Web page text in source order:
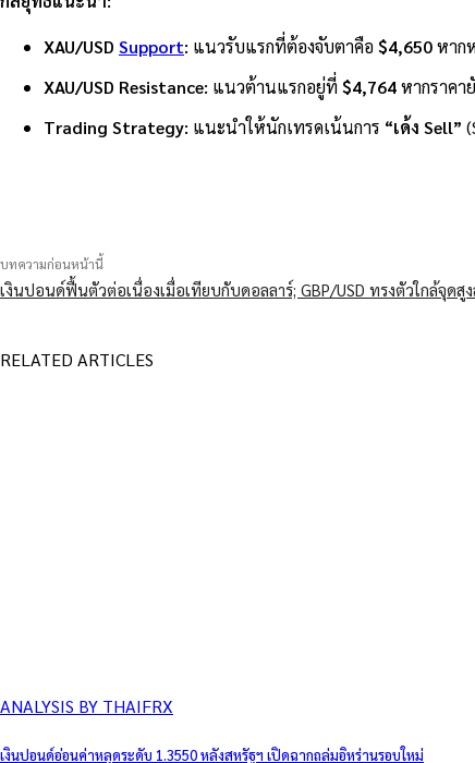
XAU/USD Support: แนวรับแรกที่ต้องจับตาคือ $4,650หาก
XAU/USD Resistance: แนวต้านแรกอยู่ที่ $4,764หากราคา
Trading Strategy: แนะนำให้นักเทรดเน้นการ “เด้ง Sell”
บทความก่อนหน้านี้
เงินปอนด์ฟื้นตัวต่อเนื่องเมื่อเทียบกับดอลลาร์; GBP/USD ทรงตัวใกล้จุด
RELATED ARTICLES
ANALYSIS BY THAIFRX
เงินปอนด์อ่อนค่าหลุดระดับ 1.3550 หลังสหรัฐฯ เปิดฉากถล่มอิหร่านรอบใหม่